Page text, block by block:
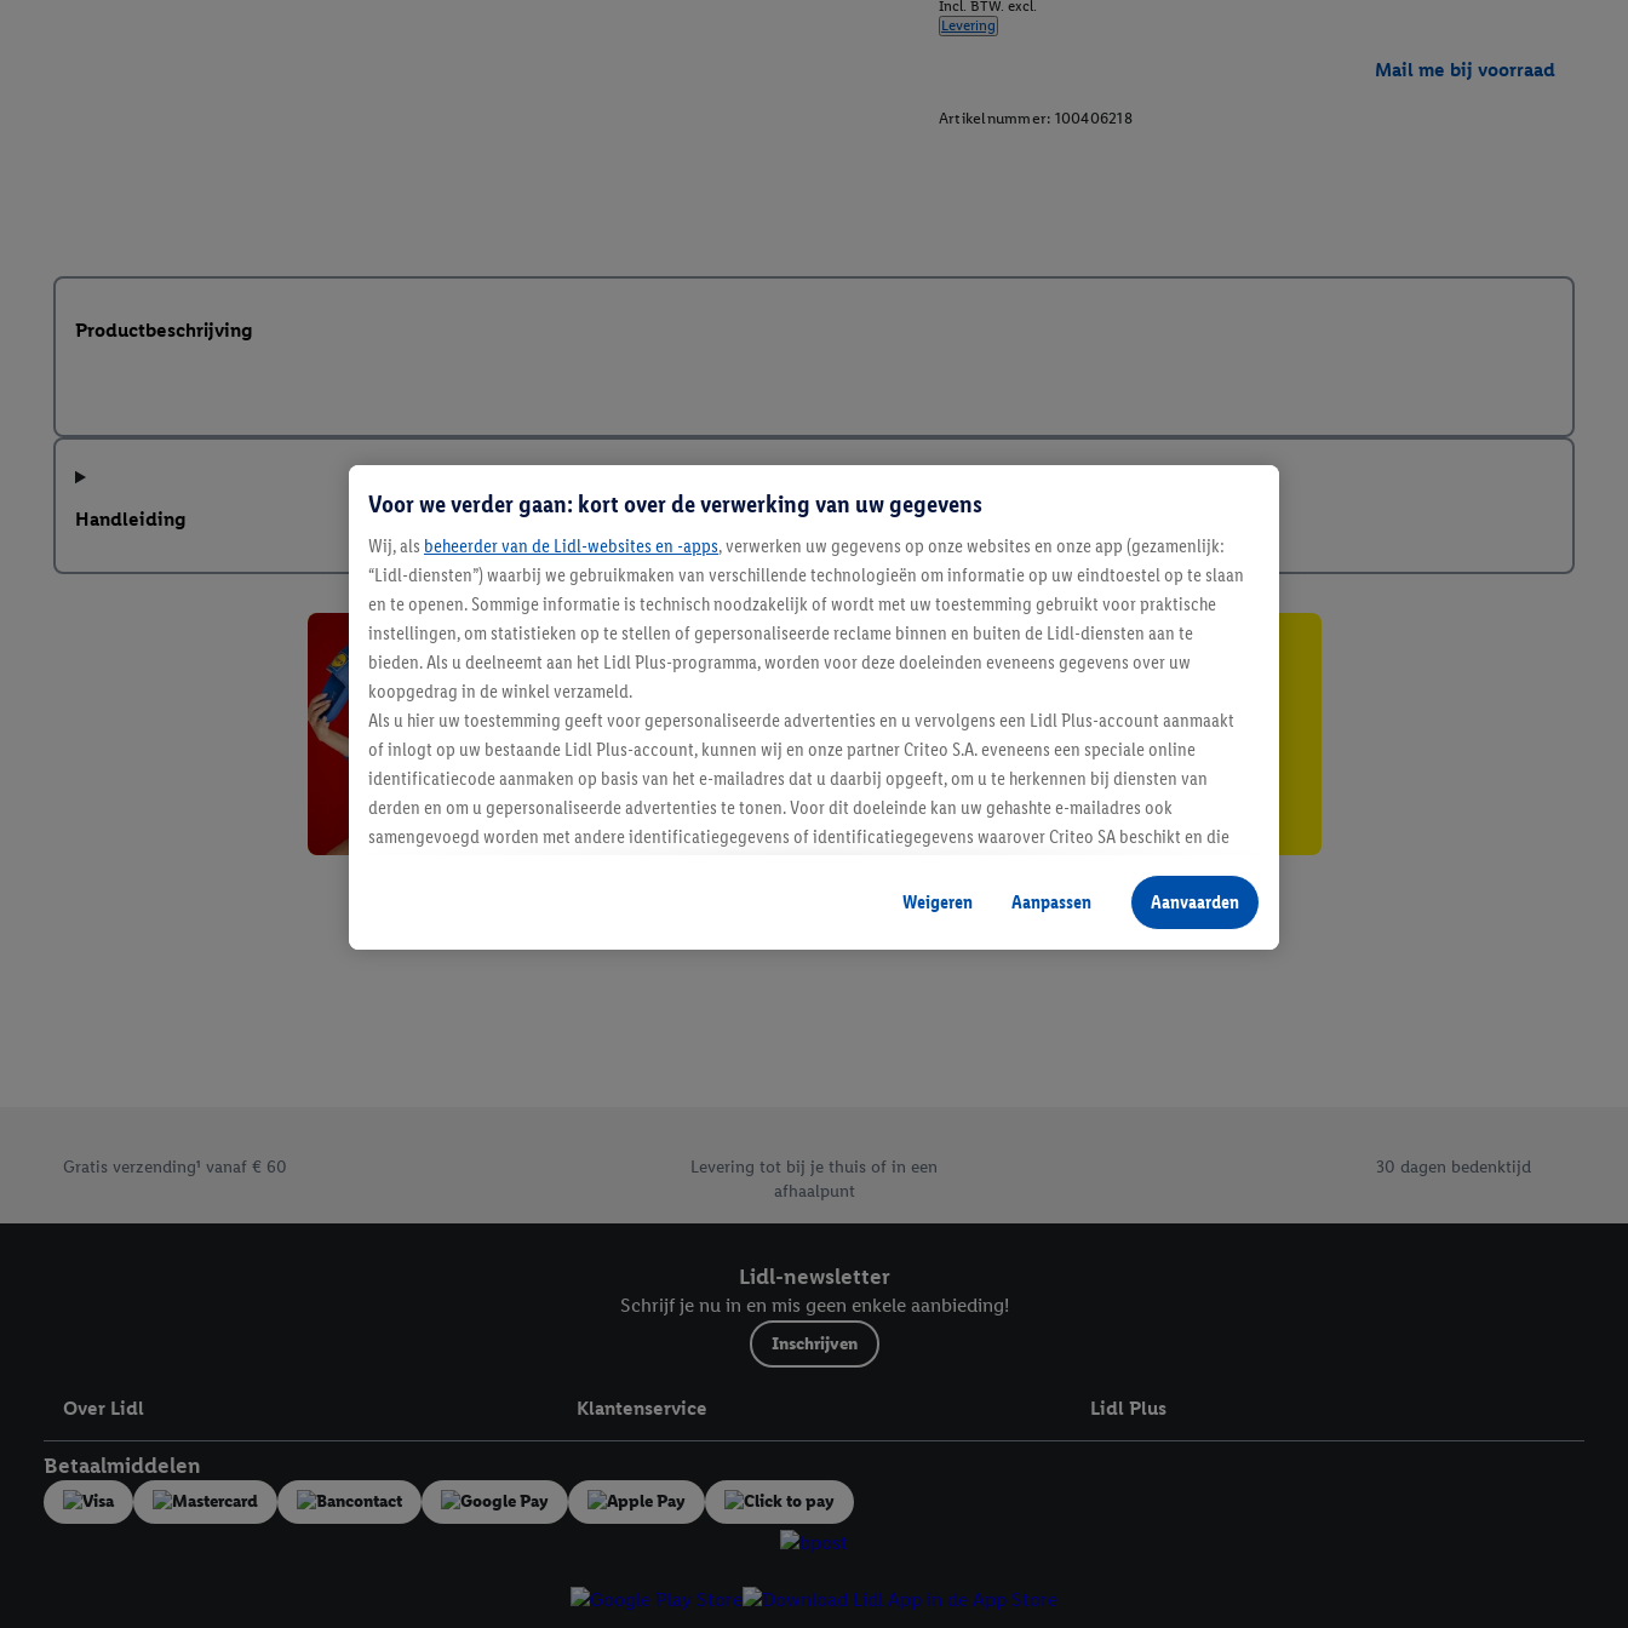
Incl. BTW. excl.
Levering
Mail me bij voorraad
Artikelnummer: 100406218
Productbeschrijving
Handleiding
Blijf op de hoogte
Schrijf je in op de newsletter
Inschrijven
Gratis verzending¹ vanaf € 60
Levering tot bij je thuis of in een
afhaalpunt
30 dagen bedenktijd
Lidl-newsletter
Schrijf je nu in en mis geen enkele aanbieding!
Inschrijven
Over Lidl Klantenservice Lidl Plus
Betaalmiddelen
Voor we verder gaan: kort over de verwerking van uw gegevens
Wij, als beheerder van de Lidl-websites en -apps, verwerken uw gegevens op onze websites en onze app (gezamenlijk:
“Lidl-diensten”) waarbij we gebruikmaken van verschillende technologieën om informatie op uw eindtoestel op te slaan
en te openen. Sommige informatie is technisch noodzakelijk of wordt met uw toestemming gebruikt voor praktische
instellingen, om statistieken op te stellen of gepersonaliseerde reclame binnen en buiten de Lidl-diensten aan te
bieden. Als u deelneemt aan het Lidl Plus-programma, worden voor deze doeleinden eveneens gegevens over uw
koopgedrag in de winkel verzameld.
Als u hier uw toestemming geeft voor gepersonaliseerde advertenties en u vervolgens een Lidl Plus-account aanmaakt
of inlogt op uw bestaande Lidl Plus-account, kunnen wij en onze partner Criteo S.A. eveneens een speciale online
identificatiecode aanmaken op basis van het e-mailadres dat u daarbij opgeeft, om u te herkennen bij diensten van
derden en om u gepersonaliseerde advertenties te tonen. Voor dit doeleinde kan uw gehashte e-mailadres ook
samengevoegd worden met andere identificatiegegevens of identificatiegegevens waarover Criteo SA beschikt en die
Als u hiermee akkoord gaat, kunnen advertenties in het kader van retargeting, d.w.z. advertenties voor producten waarin
u interesse hebt getoond (bijvoorbeeld door het product in de webshop aan uw winkelmandje toe te voegen, maar het
niet te kopen), ook op verschillende apparaten en verschillende Lidl-diensten worden weergegeven als er met behulp
privacyverklaring Je vindt het impressum hier.
Weigeren Aanpassen Aanvaarden